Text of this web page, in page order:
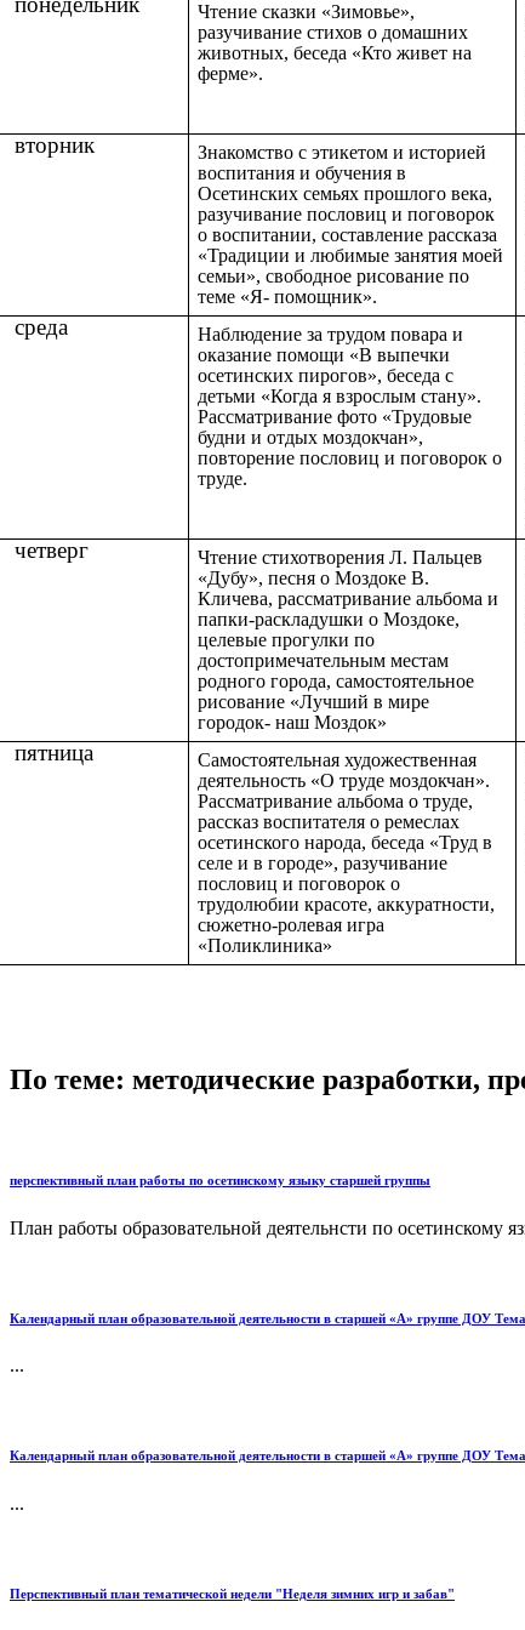
Чтение сказки «Зимовье»,
разучивание стихов о домашних
животных, беседа «Кто живет на
ферме».
вторник
Знакомство с этикетом и историей
воспитания и обучения в
Осетинских семьях прошлого века,
разучивание пословиц и поговорок
о воспитании, составление рассказа
«Традиции и любимые занятия моей
семьи», свободное рисование по
теме «Я- помощник».
среда
Наблюдение за трудом повара и
оказание помощи «В выпечки
осетинских пирогов», беседа с
детьми «Когда я взрослым стану».
Рассматривание фото «Трудовые
будни и отдых моздокчан»,
повторение пословиц и поговорок о
труде.
четверг
Чтение стихотворения Л. Пальцев
«Дубу», песня о Моздоке В.
Кличева, рассматривание альбома и
папки-раскладушки о Моздоке,
целевые прогулки по
достопримечательным местам
родного города, самостоятельное
рисование «Лучший в мире
городок- наш Моздок»
пятница
Самостоятельная художественная
деятельность «О труде моздокчан».
Рассматривание альбома о труде,
рассказ воспитателя о ремеслах
осетинского народа, беседа «Труд в
селе и в городе», разучивание
пословиц и поговорок о
трудолюбии красоте, аккуратности,
сюжетно-ролевая игра
«Поликлиника»
По теме: методические разработки,
перспективный план работы по осетинскому языку старшей группы
План работы образовательной деятельнсти по осетинскому
Календарный план образовательной деятельности в старшей «А» группе ДОУ
...
Календарный план образовательной деятельности в старшей «А» группе ДОУ
...
Перспективный план тематической недели "Неделя зимних игр и забав"